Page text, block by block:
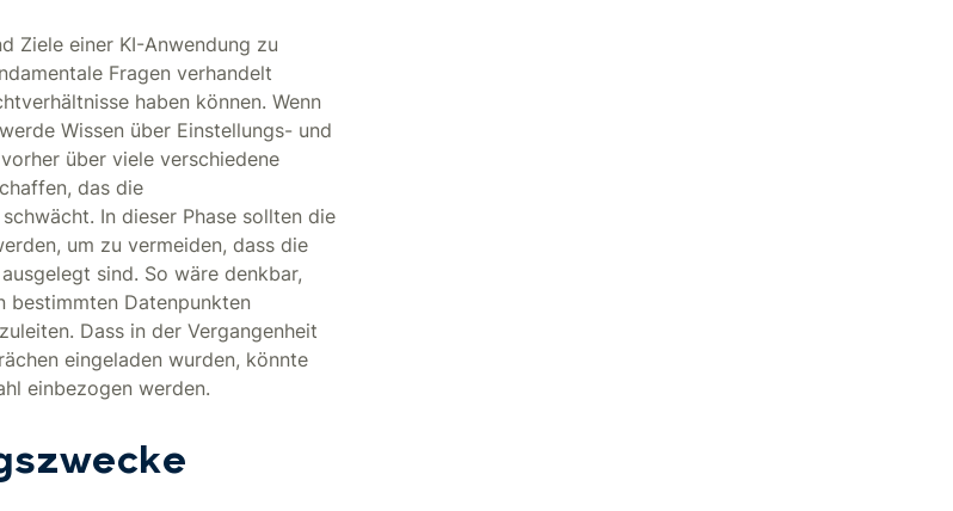
Ziele einer KI-Anwendung zu
Fragen verhandelt
haben können. Wenn
Wissen über Einstellungs- und
über viele verschiedene
das die
In dieser Phase sollten die
um zu vermeiden, dass die
sind. So wäre denkbar,
bestimmten Datenpunkten
Dass in der Vergangenheit
eingeladen wurden, könnte
einbezogen werden.